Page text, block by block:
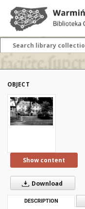
OBJECT
Show content
Download
DESCRIPTION